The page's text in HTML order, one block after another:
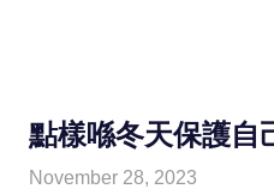
點樣喺冬天保護自
November 28, 2023